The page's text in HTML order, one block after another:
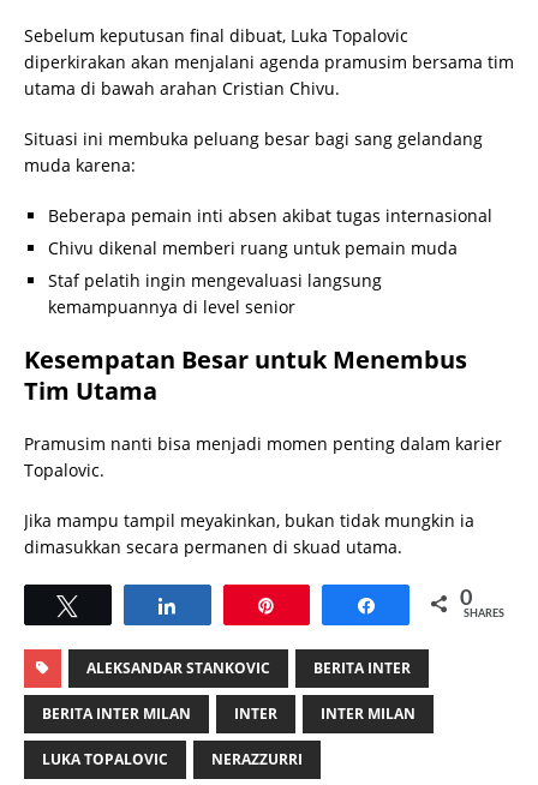
Sebelum keputusan final dibuat, Luka Topalovic
diperkirakan akan menjalani agenda pramusim bersama tim
utama di bawah arahan Cristian Chivu.
Situasi ini membuka peluang besar bagi sang gelandang
muda karena:
Beberapa pemain inti absen akibat tugas internasional
Chivu dikenal memberi ruang untuk pemain muda
Staf pelatih ingin mengevaluasi langsung
kemampuannya di level senior
Kesempatan Besar untuk Menembus
Tim Utama
Pramusim nanti bisa menjadi momen penting dalam karier
Topalovic.
Jika mampu tampil meyakinkan, bukan tidak mungkin ia
dimasukkan secara permanen di skuad utama.
Share 0
SHARES
ALEKSANDAR STANKOVIC BERITA INTER
BERITA INTER MILAN INTER INTER MILAN
LUKA TOPALOVIC NERAZZURRI